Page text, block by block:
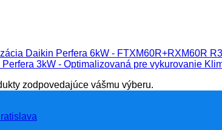
Daikin Perfera 6kW - FTXM60R+RXM60R
zodpovedajúce vášmu výberu.